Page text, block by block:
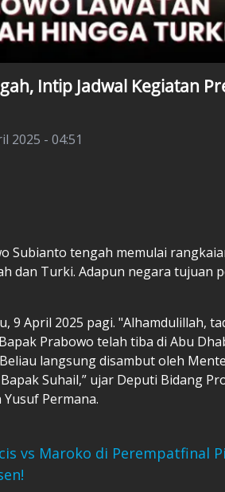
Intip Jadwal Kegiatan
2025 - 04:51
Subianto tengah memulai
dan Turki. Adapun negara tujuan
9 April 2025 pagi. "Alhamdulillah,
Prabowo telah tiba di Abu
langsung disambut oleh
Suhail,” ujar Deputi Bidang
Permana.
vs Maroko di Perempatfinal